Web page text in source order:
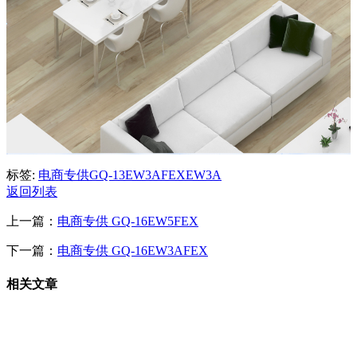
标签: 电商专供GQ-13EW3AFEXEW3A
返回列表
上一篇： 电商专供 GQ-16EW5FEX
下一篇： 电商专供 GQ-16EW3AFEX
相关文章